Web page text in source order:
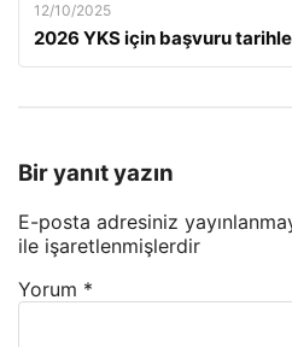
12/10/2025
2026 YKS için başvuru
Bir yanıt yazın
E-posta adresiniz
ile işaretlenmişlerdir
Yorum *